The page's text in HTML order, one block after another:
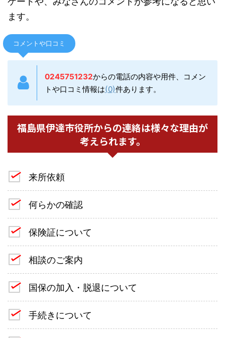
ます。
コメントや口コミ
0245751232からの電話の内容や用件、コメン
トや口コミ情報は(0)件あります。
福島県伊達市役所からの連絡は様々な理由が
考えられます。
来所依頼
何らかの確認
保険証について
相談のご案内
国保の加入・脱退について
手続きについて